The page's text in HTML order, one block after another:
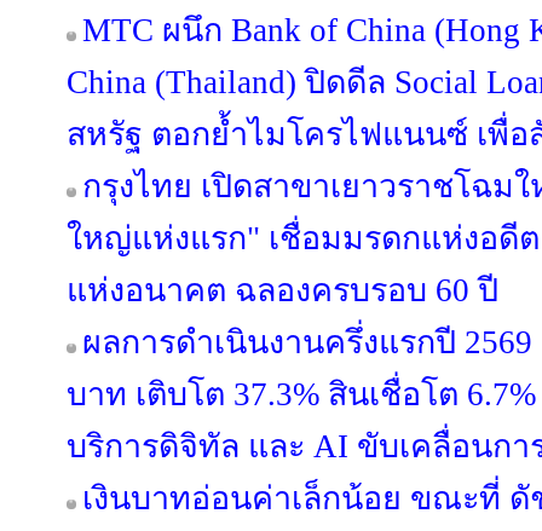
MTC ผนึก Bank of China (Hong
China (Thailand) ปิดดีล Social
สหรัฐ ตอกย้ำไมโครไฟแนนซ์ เพื่
กรุงไทย เปิดสาขาเยาวราชโฉ
ใหญ่แห่งแรก" เชื่อมมรดกแห่งอดี
แห่งอนาคต ฉลองครบรอบ 60 ปี
ผลการดำเนินงานครึ่งแรกปี
บาท เติบโต 37.3% สินเชื่อโต
บริการดิจิทัล และ AI ขับเคลื่อนกา
เงินบาทอ่อนค่าเล็กน้อย ขณะที่